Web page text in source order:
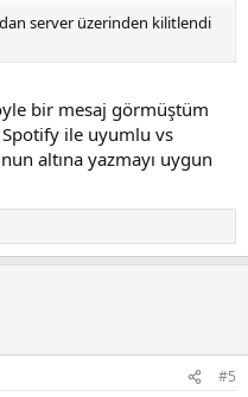
server üzerinden kilitlendi
bir mesaj görmüştüm
ile uyumlu vs
altına yazmayı uygun
#5